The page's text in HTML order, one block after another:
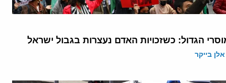
הגדול: כשזכויות האדם נעצרות בגבול ישראל
בייקר